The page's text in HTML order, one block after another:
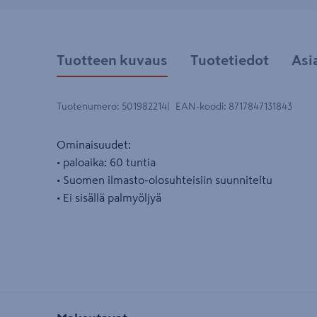
Tuotteen kuvaus Tuotetiedot
Tuotenumero: 501982214 EAN-koodi: 8717847131843
Ominaisuudet:
• paloaika: 60 tuntia
• Suomen ilmasto-olosuhteisiin suunniteltu
• Ei sisällä palmyöljyä